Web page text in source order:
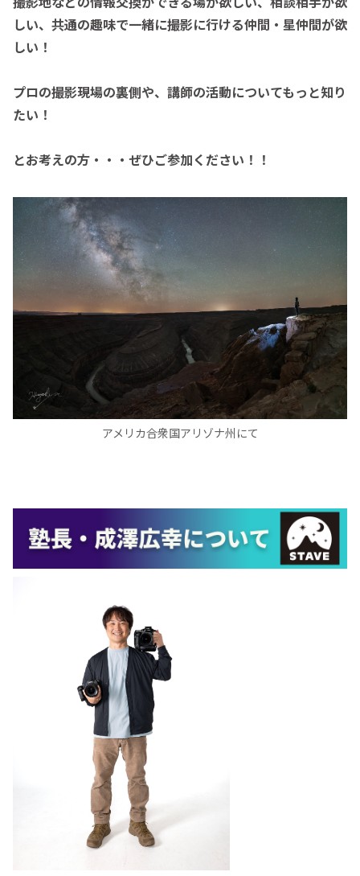
しい、共通の趣味で一緒に撮影に行ける仲間・星仲間が欲
しい！
プロの撮影現場の裏側や、講師の活動についてもっと知り
たい！
とお考えの方・・・ぜひご参加ください！！
アメリカ合衆国アリゾナ州にて